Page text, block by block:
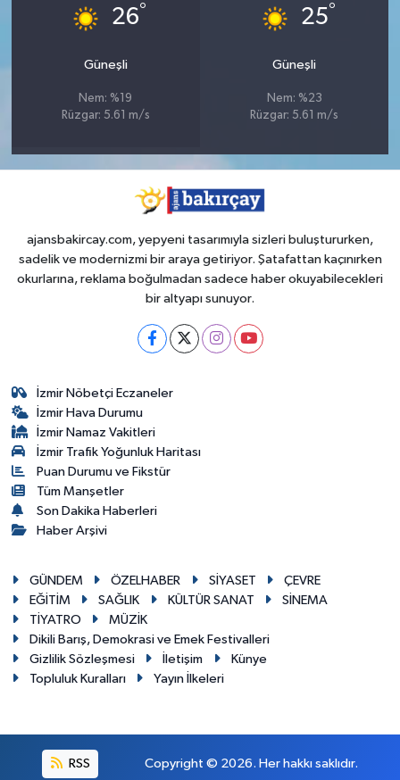
26°
Güneşli
Nem: %19
Rüzgar: 5.61 m/s
25°
Güneşli
Nem: %23
Rüzgar: 5.61 m/s
ajansbakircay.com, yepyeni tasarımıyla sizleri buluştururken,
sadelik ve modernizmi bir araya getiriyor. Şatafattan kaçınırken
okurlarına, reklama boğulmadan sadece haber okuyabilecekleri
bir altyapı sunuyor.
İzmir Nöbetçi Eczaneler
İzmir Hava Durumu
İzmir Namaz Vakitleri
İzmir Trafik Yoğunluk Haritası
Puan Durumu ve Fikstür
Tüm Manşetler
Son Dakika Haberleri
Haber Arşivi
GÜNDEM ÖZELHABER SİYASET
ÇEVRE
EĞİTİM
SAĞLIK KÜLTÜR SANAT
SİNEMA
TİYATRO
MÜZİK
Dikili Barış, Demokrasi ve Emek Festivalleri
Gizlilik Sözleşmesi
İletişim
Künye
Topluluk Kuralları
Yayın İlkeleri
RSS Copyright © 2026. Her hakkı saklıdır.